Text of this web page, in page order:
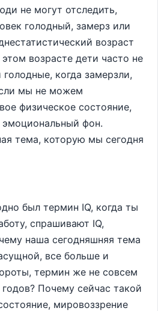
не могут отследить,
голодный, замерз или
возраст
возрасте дети часто не
когда замерзли,
мы не можем
физическое состояние,
эмоциональный фон.
тема, которую мы сегодня
был термин IQ, когда ты
спрашивают IQ,
наша сегодняшняя тема
все больше и
термин же не совсем
Почему сейчас такой
мировоззрение